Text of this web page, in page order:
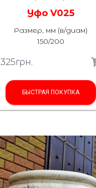
Уфо V025
Размер, мм (в/диам)
150/200
325грн.
БЫСТРАЯ ПОКУПКА